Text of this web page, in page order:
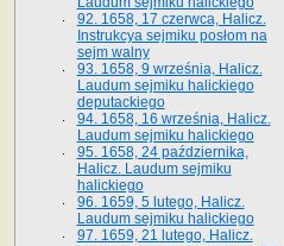
92. 1658, 17 czerwca, Halicz.
Instrukcya sejmiku posłom na
sejm walny
93. 1658, 9 września, Halicz.
Laudum sejmiku halickiego
deputackiego
94. 1658, 16 września, Halicz.
Laudum sejmiku halickiego
95. 1658, 24 października,
Halicz. Laudum sejmiku
halickiego
96. 1659, 5 lutego, Halicz.
Laudum sejmiku halickiego
97. 1659, 21 lutego, Halicz.